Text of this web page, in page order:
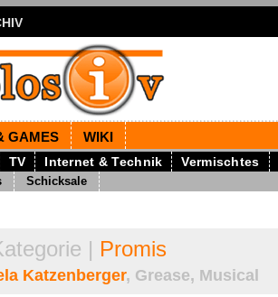
GAMES WIKI
TV Internet & Technik Vermischtes
Schicksale
| Promis
Katzenberger, Grease, Musical